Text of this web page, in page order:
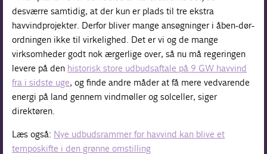
desværre samtidig, at der kun er plads til tre ekstra
havvindprojekter. Derfor bliver mange ansøgninger i åben-dør-
ordningen ikke til virkelighed. Det er vi og de mange
virksomheder godt nok ærgerlige over, så nu må regeringen
levere på den historisk store udbudsaftale på 9 GW havvind
fra i sidste uge, og finde andre måder at få mere vedvarende
energi på land gennem vindmøller og solceller, siger
direktøren.
Læs også: Nye udbudsrammer for havvind kan blive et
temposkifte i den grønne omstilling